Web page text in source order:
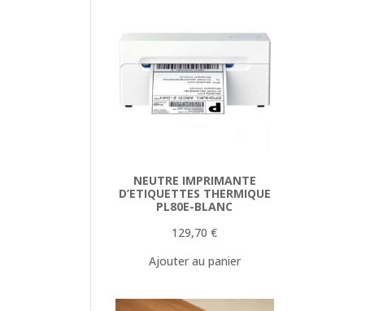
NEUTRE IMPRIMANTE
D’ETIQUETTES THERMIQUE
PL80E-BLANC
129,70€
Ajouter au panier